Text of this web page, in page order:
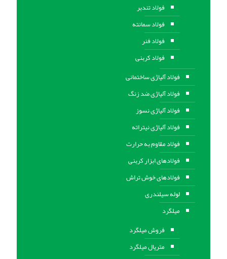
فولاد تندبر
فولاد سمانته
فولاد فنر
فولاد کربنی
فولاد آلیاژی ساختمانی
فولاد آلیاژی ضد زنگ
فولاد آلیاژی نسوز
فولاد آلیاژی نیتراته
فولاد مقاوم به حرارت
فولادهای ابزار کربنی
فولادهای خوش تراش
لوله سیلندری
میلگرد
فروش میلگرد
متریال میلگرد